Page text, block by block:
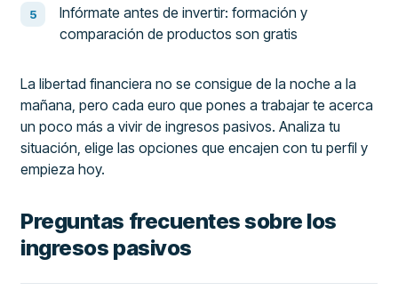
Infórmate antes de invertir: formación y
comparación de productos son gratis
La libertad financiera no se consigue de la noche a la
mañana, pero cada euro que pones a trabajar te acerca
un poco más a vivir de ingresos pasivos. Analiza tu
situación, elige las opciones que encajen con tu perfil y
empieza hoy.
Preguntas frecuentes sobre los
ingresos pasivos